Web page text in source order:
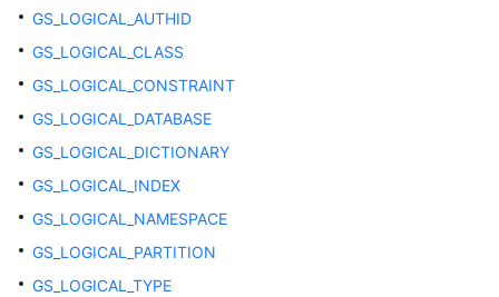
产
介
绍
费
说
明
快
速
GS_LOGICAL_AUTHID
GS_LOGICAL_CLASS
GS_LOGICAL_CONSTRAINT
GS_LOGICAL_DATABASE
GS_LOGICAL_DICTIONARY
GS_LOGICAL_INDEX
GS_LOGICAL_NAMESPACE
GS_LOGICAL_PARTITION
GS_LOGICAL_TYPE